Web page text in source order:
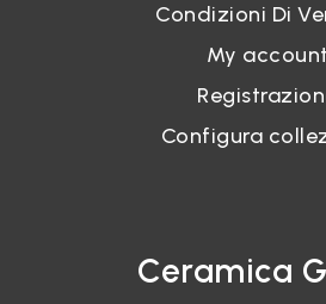
Condizioni Di
My account
Configura
Ceramica